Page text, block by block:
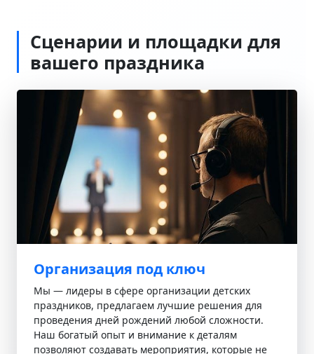
Сценарии и площадки для
вашего праздника
Организация под ключ
Мы — лидеры в сфере организации детских
праздников, предлагаем лучшие решения для
проведения дней рождений любой сложности.
Наш богатый опыт и внимание к деталям
позволяют создавать мероприятия, которые не